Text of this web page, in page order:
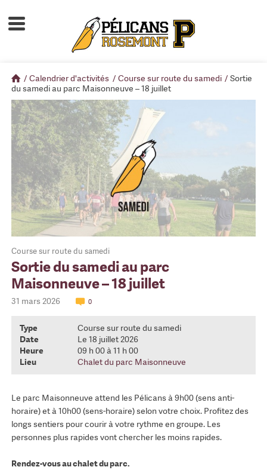
Accueil
Calendrier d'activités
Boutique
Devenir membre
/ Calendrier d'activités / Course sur route du samedi / Sortie
du samedi au parc Maisonneuve – 18 juillet
Course sur route du samedi
Sortie du samedi au parc
Maisonneuve – 18 juillet
31 mars 2026 0
Type
Course sur route du samedi
Date
Le 18 juillet 2026
Heure
09 h 00 à 11 h 00
Lieu
Chalet du parc Maisonneuve
Le parc Maisonneuve attend les Pélicans à 9h00 (sens anti-
horaire) et à 10h00 (sens-horaire) selon votre choix. Profitez des
longs sentiers pour courir à votre rythme en groupe. Les
personnes plus rapides vont chercher les moins rapides.
Rendez-vous au chalet du parc.